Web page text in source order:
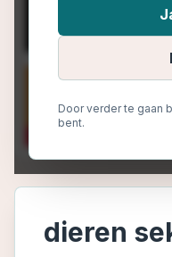
Door verder te gaan
bent.
dieren